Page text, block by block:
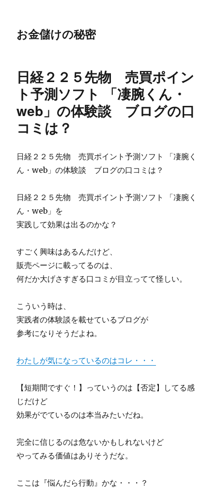
お金儲けの秘密
日経２２５先物 売買ポイン
ト予測ソフト 「凄腕くん・
web」の体験談 ブログの口
コミは？
日経２２５先物 売買ポイント予測ソフト 「凄腕く
ん・web」の体験談 ブログの口コミは？
日経２２５先物 売買ポイント予測ソフト 「凄腕く
ん・web」を
実践して効果は出るのかな？
すごく興味はあるんだけど、
販売ページに載ってるのは、
何だか大げさすぎる口コミが目立ってて怪しい。
こういう時は、
実践者の体験談を載せているブログが
参考になりそうだよね。
わたしが気になっているのはコレ・・・
【短期間ですぐ！】っていうのは【否定】してる感
じだけど
効果がでているのは本当みたいだね。
完全に信じるのは危ないかもしれないけど
やってみる価値はありそうだな。
ここは『悩んだら行動』かな・・・？